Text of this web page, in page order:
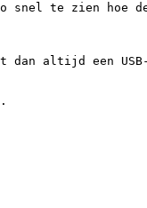
snel te zien hoe
altijd een